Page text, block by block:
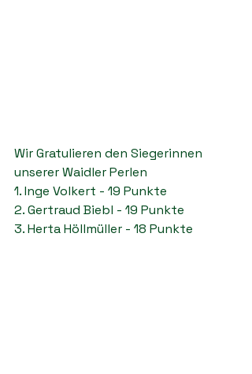
Wir Gratulieren den Siegerinnen
unserer Waidler Perlen
1. Inge Volkert - 19 Punkte
2. Gertraud Biebl - 19 Punkte
3. Herta Höllmüller - 18 Punkte